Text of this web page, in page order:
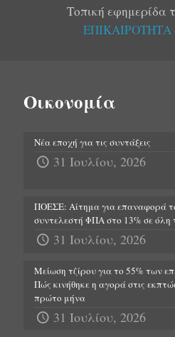
Τοπική εφημερίδα
ΕΠΙΚΑΙΡΟΤΗΤΑ
Οικονομία
Νέα εποχή για τις συντάξεις
31 Ιουλίου, 2026
ΠΟΕΣΕ: Αίτημα για επαναφορά
συντελεστή ΦΠΑ στο 13% σε όλη
31 Ιουλίου, 2026
Μείωση τζίρου για το 55% των
Πώς κινήθηκε η αγορά στις
πρώτο μήνα
31 Ιουλίου, 2026